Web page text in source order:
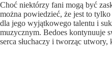
Choć niektórzy fani mogą być
można powiedzieć, że jest to
dla jego wyjątkowego talentu i
muzycznym. Bedoes kontynuuje
serca słuchaczy i tworząc utwory,